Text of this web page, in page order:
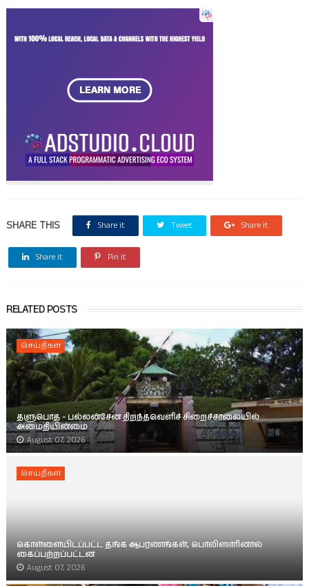
SHARE THIS Share it Tweet Share it
Share it Pin it
RELATED POSTS
செய்திகள்
தளுபொத - பல்லன்சேன திறந்தவெளிச் சிறைச்சாலையில்
அமைதியின்மை
August 07, 2026
செய்திகள்
கொள்ளையிடப்பட்ட தங்க ஆபரணங்கள், பொலிஸாரினால்
கைப்பற்றப்பட்டன
August 07, 2026